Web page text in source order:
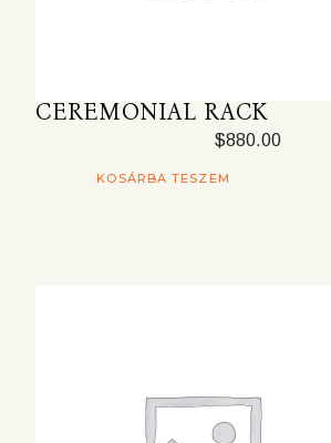
CEREMONIAL RACK
$880.00
KOSÁRBA TESZEM